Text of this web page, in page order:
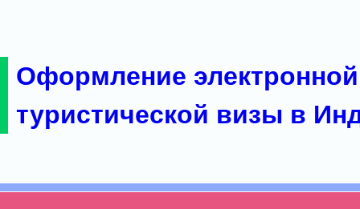
Оформление электронной
туристической визы в